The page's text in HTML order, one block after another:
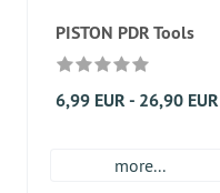
PISTON PDR Tools
6,99 EUR - 26,90 EUR
more...